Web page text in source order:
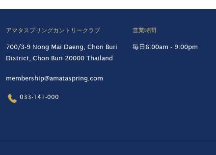
アマタスプリングカントリークラブ
700/3-9 Nong Mai Daeng, Chon Buri
District, Chon Buri 20000 Thailand
membership@amataspring.com
033-141-000
営業時間
毎日6:00am - 9:00pm